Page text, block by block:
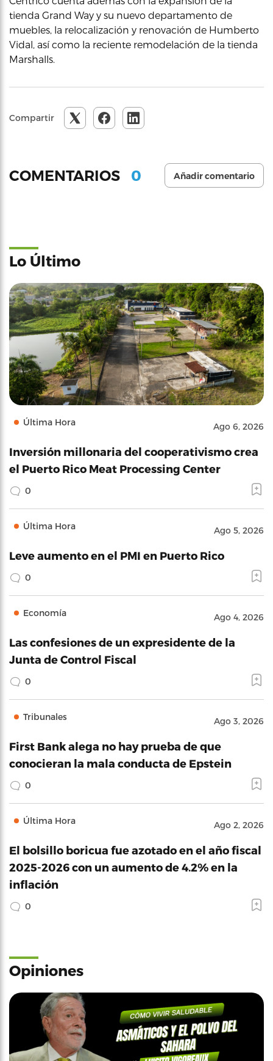
tienda Grand Way y su nuevo departamento de
muebles, la relocalización y renovación de Humberto
Vidal, así como la reciente remodelación de la tienda
Marshalls.
Compartir
COMENTARIOS 0 Añadir comentario
Lo Último
Última Hora Ago 6, 2026
Inversión millonaria del cooperativismo crea
el Puerto Rico Meat Processing Center
0
Última Hora Ago 5, 2026
Leve aumento en el PMI en Puerto Rico
0
Economía Ago 4, 2026
Las confesiones de un expresidente de la
Junta de Control Fiscal
0
Tribunales Ago 3, 2026
First Bank alega no hay prueba de que
conocieran la mala conducta de Epstein
0
Última Hora Ago 2, 2026
El bolsillo boricua fue azotado en el año fiscal
2025-2026 con un aumento de 4.2% en la
inflación
0
Opiniones